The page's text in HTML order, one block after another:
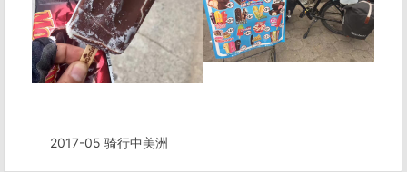
2017-05 骑行中美洲